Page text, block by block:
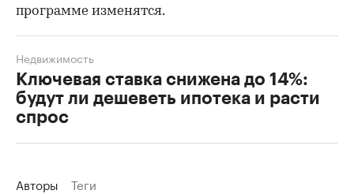
программе изменятся.
Ключевая ставка снижена до 14%:
будут ли дешеветь ипотека и расти
спрос
Недвижимость
Авторы Теги